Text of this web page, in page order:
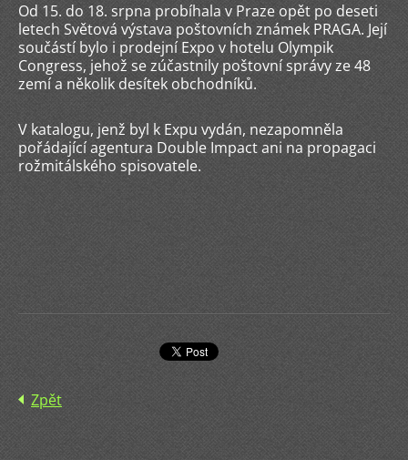
Od 15. do 18. srpna probíhala v Praze opět po deseti
letech Světová výstava poštovních známek PRAGA. Její
součástí bylo i prodejní Expo v hotelu Olympik
Congress, jehož se zúčastnily poštovní správy ze 48
zemí a několik desítek obchodníků.
V katalogu, jenž byl k Expu vydán, nezapomněla
pořádající agentura Double Impact ani na propagaci
rožmitálského spisovatele.
Zpět